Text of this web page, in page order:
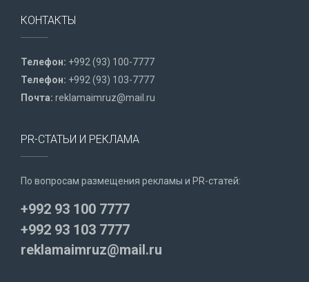
КОНТАКТЫ
Телефон: +992 (93) 100-7777
Телефон: +992 (93) 103-7777
Почта: reklamaimruz@mail.ru
PR-СТАТЬИ И РЕКЛАМА
По вопросам размещения рекламы и PR-статей:
+992 93 100 7777
+992 93 103 7777
reklamaimruz@mail.ru